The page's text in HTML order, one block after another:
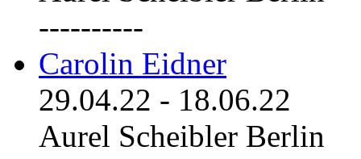
----------
Carolin Eidner
29.04.22 - 18.06.22
Aurel Scheibler Berlin